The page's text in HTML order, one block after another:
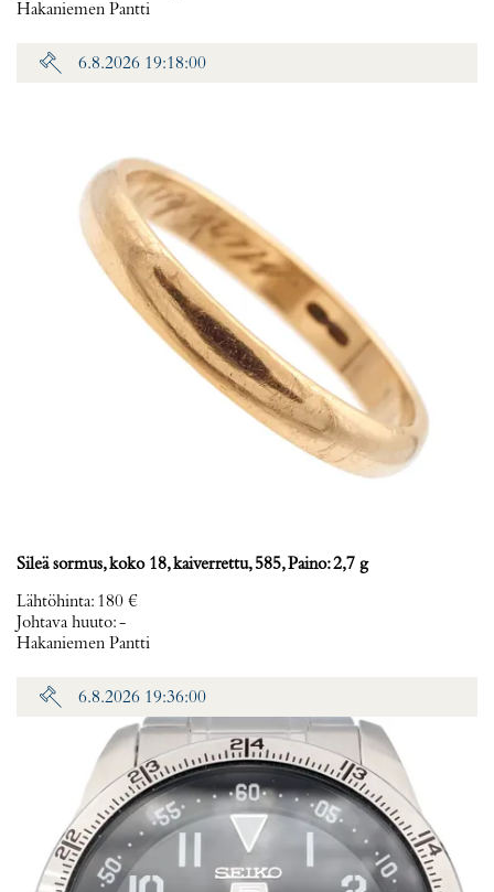
Hakaniemen Pantti
6.8.2026 19:18:00
Sileä sormus, koko 18, kaiverrettu, 585, Paino: 2,7 g
Lähtöhinta: 180 €
Johtava huuto:-
Hakaniemen Pantti
6.8.2026 19:36:00